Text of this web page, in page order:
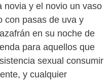
novia y el novio un vaso
con pasas de uva y
en su noche de
para aquellos que
sexual consumir
y cualquier